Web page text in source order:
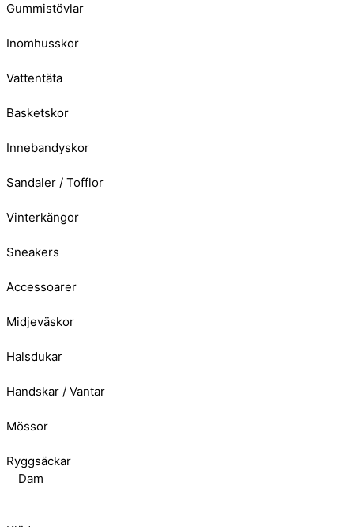
Gummistövlar
Inomhusskor
Vattentäta
Basketskor
Innebandyskor
Sandaler / Tofflor
Vinterkängor
Sneakers
Accessoarer
Midjeväskor
Halsdukar
Handskar / Vantar
Mössor
Ryggsäckar
Dam